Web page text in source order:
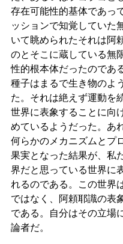
存在可能性的基体であっ
ッションで知覚していた
いて眺められたそれは阿
のとそこに蔵している無
性的根本体だったのであ
種子はまるで生き物のよ
た。それは絶えず運動を
世界に表象することに向
めているようだった。あ
何らかのメカニズムとプ
果実となった結果が、私
界だと思っている世界に
れるのである。この世界
ではなく、阿頼耶識の表
である。自分はその立場
論者だ。